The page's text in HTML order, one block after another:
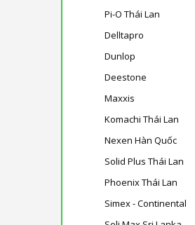
Pi-O Thái Lan
Delltapro
Dunlop
Deestone
Maxxis
Komachi Thái Lan
Nexen Hàn Quốc
Solid Plus Thái Lan
Phoenix Thái Lan
Simex - Continental